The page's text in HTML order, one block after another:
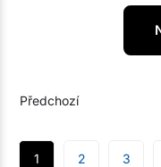
Předchozí
1 2 3